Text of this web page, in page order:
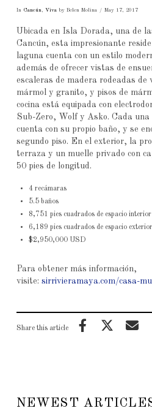
In Cancún, Vivaby Belen Molina May 17, 2017
Ubicada en Isla Dorada, una de
Cancún, esta impresionante
laguna cuenta con un estilo
además de ofrecer vistas de
escaleras de madera rodeadas de
mármol y granito, y pisos de
cocina está equipada con
Sub-Zero, Wolf y Asko. Cada
cuenta con su propio baño, y se
segundo piso. En el exterior, la
terraza y un muelle privado con
50 pies de longitud.
4 recámaras
5.5 baños
8,751 pies cuadrados de espacio interior
6,189 pies cuadrados de espacio exterior
$2,950,000 USD
Para obtener más información,
visite: sirrivieramaya.com/casa-
Share this article
NEWEST